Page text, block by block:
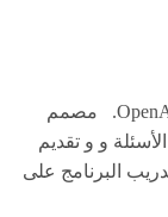
. طورته شركة OpenAI. مصمم
و و تقديم
البرنامج على